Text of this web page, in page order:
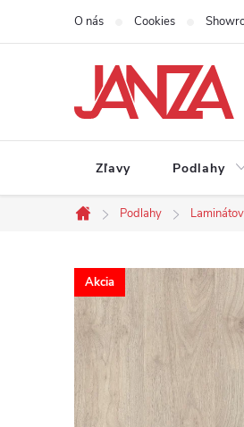
Prejsť na obsah
O nás Cookies
Zľavy Podlahy
Domov
Podlahy
Akcia